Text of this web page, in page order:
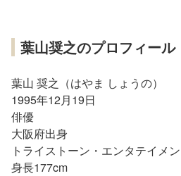
葉山奨之のプロフィール
葉山 奨之（はやま しょうの）
1995年12月19日
俳優
大阪府出身
トライストーン・エンタテイメ
身長177cm